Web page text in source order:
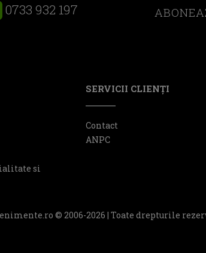
0733 932 197
si
SERVICII CLIENŢI
Contact
ANPC
© 2006-2026 | Toate drepturile